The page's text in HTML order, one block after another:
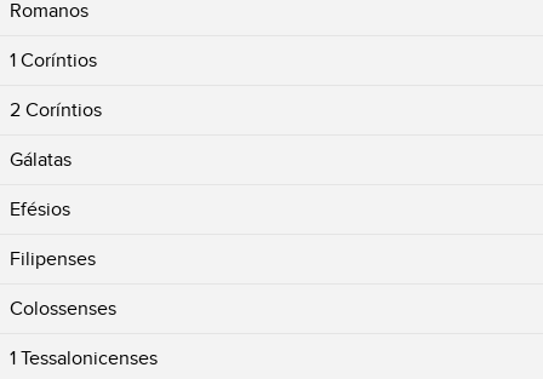
Romanos
1 Coríntios
2 Coríntios
Gálatas
Efésios
Filipenses
Colossenses
1 Tessalonicenses